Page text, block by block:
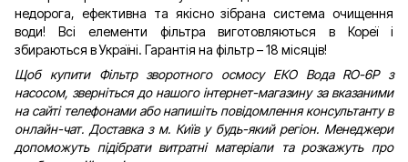
недорога, ефективна та якісно зібрана система очищення
води! Всі елементи фільтра виготовляються в Кореї і
збираються в Україні. Гарантія на фільтр – 18 місяців!
Щоб купити Фільтр зворотного осмосу ЕКО Вода RO-6P з
насосом, зверніться до нашого інтернет-магазину за вказаними
на сайті телефонами або напишіть повідомлення консультанту в
онлайн-чат. Доставка з м. Київ у будь-який регіон. Менеджери
допоможуть підібрати витратні матеріали та розкажуть про